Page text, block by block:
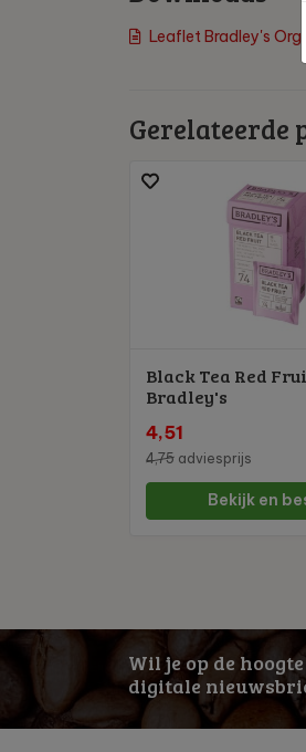
Leaflet Bradley's
Gerelateerde
Black Tea Red
Bradley's
4,51
4,75 adviesprijs
Bekijk en
Wil je op de
digitale